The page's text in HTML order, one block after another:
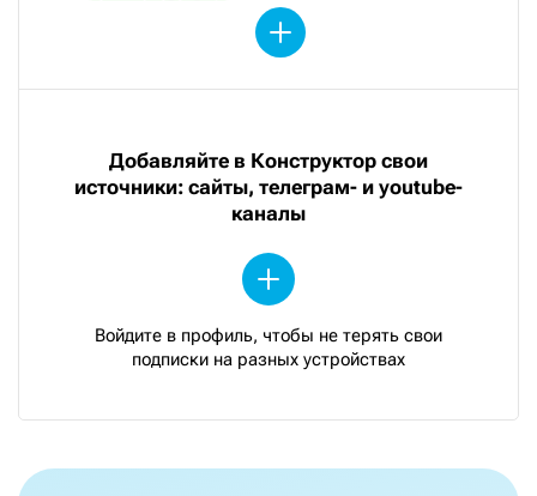
Добавляйте в Конструктор свои
источники: сайты, телеграм- и youtube-
каналы
Войдите в профиль, чтобы не терять свои
подписки на разных устройствах